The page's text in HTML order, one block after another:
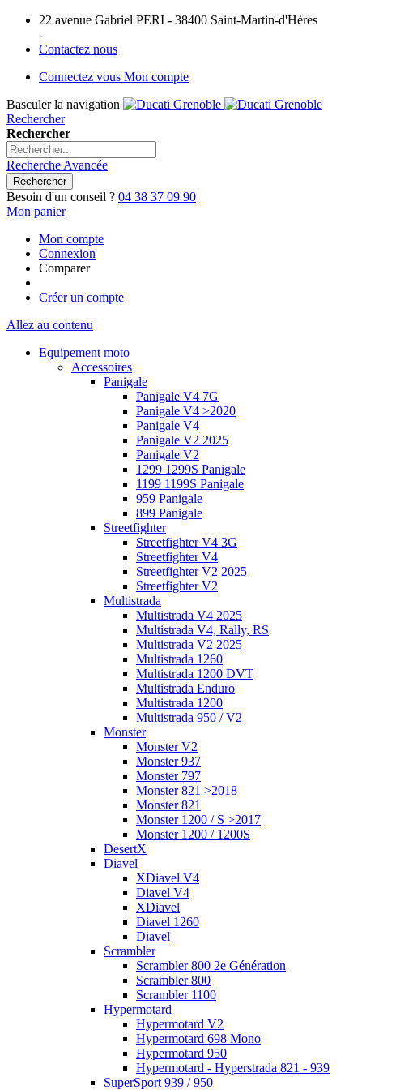
22 avenue Gabriel PERI - 38400 Saint-Martin-d'Hères
-
Contactez nous
Connectez vous Mon compte
Basculer la navigation
Rechercher
Rechercher
Recherche Avancée
Rechercher
Besoin d'un conseil ? 04 38 37 09 90
Mon panier
Mon compte
Connexion
Comparer
Créer un compte
Allez au contenu
Equipement moto
Accessoires
Panigale
Panigale V4 7G
Panigale V4 >2020
Panigale V4
Panigale V2 2025
Panigale V2
1299 1299S Panigale
1199 1199S Panigale
959 Panigale
899 Panigale
Streetfighter
Streetfighter V4 3G
Streetfighter V4
Streetfighter V2 2025
Streetfighter V2
Multistrada
Multistrada V4 2025
Multistrada V4, Rally, RS
Multistrada V2 2025
Multistrada 1260
Multistrada 1200 DVT
Multistrada Enduro
Multistrada 1200
Multistrada 950 / V2
Monster
Monster V2
Monster 937
Monster 797
Monster 821 >2018
Monster 821
Monster 1200 / S >2017
Monster 1200 / 1200S
DesertX
Diavel
XDiavel V4
Diavel V4
XDiavel
Diavel 1260
Diavel
Scrambler
Scrambler 800 2e Génération
Scrambler 800
Scrambler 1100
Hypermotard
Hypermotard V2
Hypermotard 698 Mono
Hypermotard 950
Hypermotard - Hyperstrada 821 - 939
SuperSport 939 / 950